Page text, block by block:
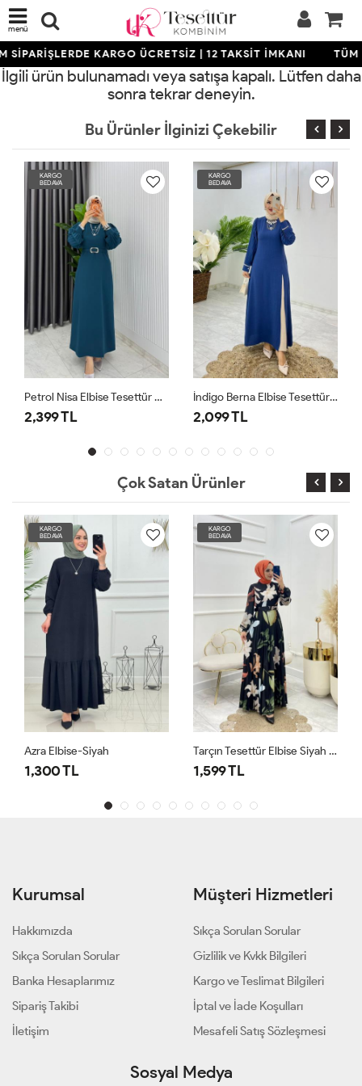
menü
SİPARİŞLERDE KARGO ÜCRETSİZ | 12 TAKSİT İMKANI TÜM
İlgili ürün bulunamadı veya satışa kapalı. Lütfen daha
sonra tekrar deneyin.
Bu Ürünler İlginizi Çekebilir
Petrol Nisa Elbise Tesettür Giyim İndigo Berna Elbise Tesettür Giyim
Çok Satan Ürünler
Siyah
TL
KARGO
BEDAVA
Tarçın Tesettür Elbise Siyah Siyah
1,599 TL
KARGO
BEDAVA
1686
Kurumsal
Hakkımızda
Sıkça Sorulan Sorular
Banka Hesaplarımız
Sipariş Takibi
İletişim
Müşteri Hizmetleri
Sıkça Sorulan Sorular
Gizlilik ve Kvkk Bilgileri
Kargo ve Teslimat Bilgileri
İptal ve İade Koşulları
Mesafeli Satış Sözleşmesi
Sosyal Medya